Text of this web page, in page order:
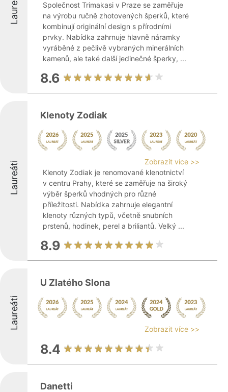
Laureáti
Společnost Trimakasi v Praze se zaměřuje
na výrobu ručně zhotovených šperků, které
kombinují originální design s přírodními
prvky. Nabídka zahrnuje hlavně náramky
vyráběné z pečlivě vybraných minerálních
kamenů, ale také další jedinečné šperky, ...
8.6
Laureáti
Klenoty Zodiak
Zobrazit více >>
Klenoty Zodiak je renomované klenotnictví
v centru Prahy, které se zaměřuje na široký
výběr šperků vhodných pro různé
příležitosti. Nabídka zahrnuje elegantní
klenoty různých typů, včetně snubních
prstenů, hodinek, perel a briliantů. Velký ...
8.9
Laureáti
U Zlatého Slona
Zobrazit více >>
8.4
Danetti